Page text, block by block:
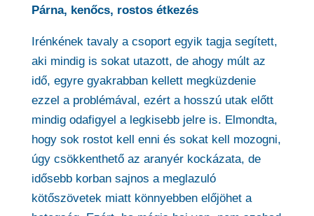
Párna, kenőcs, rostos étkezés
Irénkének tavaly a csoport egyik tagja segített,
aki mindig is sokat utazott, de ahogy múlt az
idő, egyre gyakrabban kellett megküzdenie
ezzel a problémával, ezért a hosszú utak előtt
mindig odafigyel a legkisebb jelre is. Elmondta,
hogy sok rostot kell enni és sokat kell mozogni,
úgy csökkenthető az aranyér kockázata, de
idősebb korban sajnos a meglazuló
kötőszövetek miatt könnyebben előjöhet a